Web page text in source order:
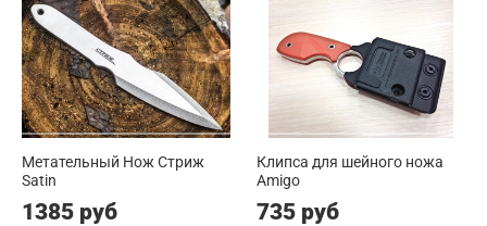
Метательный Нож Стриж
Satin
1385 руб
Клипса для шейного ножа
Amigo
735 руб